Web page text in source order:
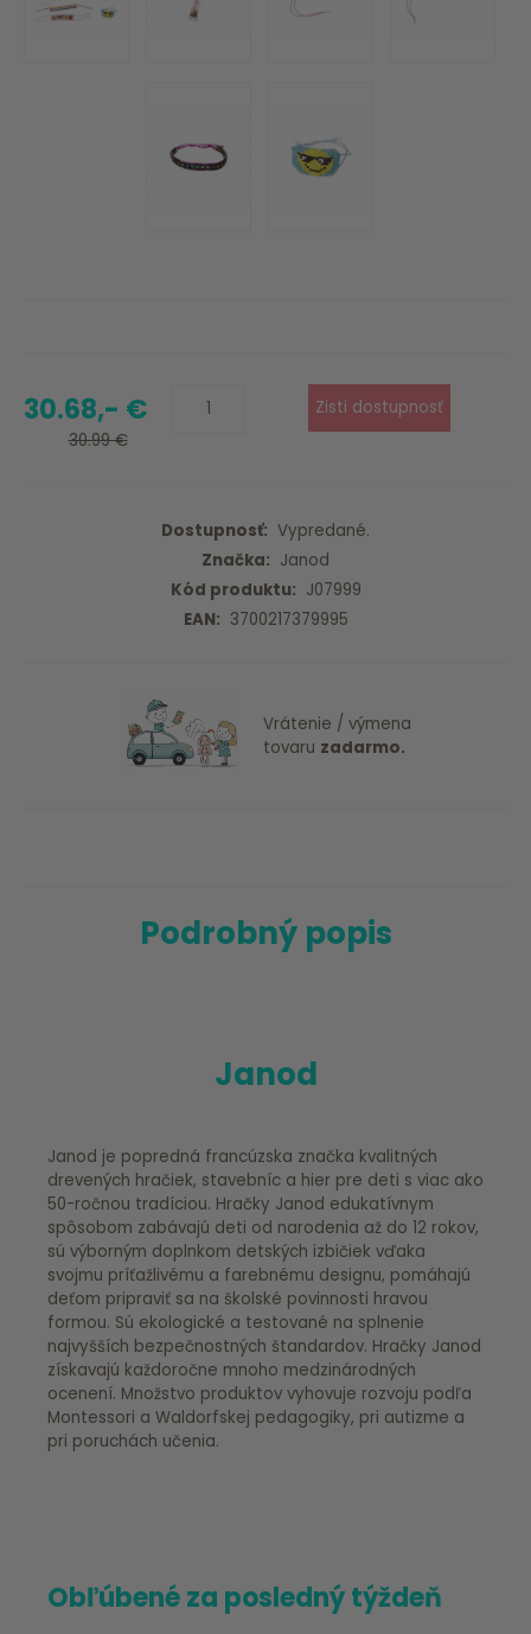
30.68,- €
30.99 €
Dostupnosť: Vypredané.
Značka: Janod
Kód produktu: J07999
EAN: 3700217379995
Vrátenie / výmena
tovaru zadarmo.
Podrobný popis
Janod
Janod je popredná francúzska značka kvalitných
drevených hračiek, stavebníc a hier pre deti s viac ako
50-ročnou tradíciou. Hračky Janod edukatívnym
spôsobom zabávajú deti od narodenia až do 12 rokov,
sú výborným doplnkom detských izbičiek vďaka
svojmu príťažlivému a farebnému designu, pomáhajú
deťom pripraviť sa na školské povinnosti hravou
formou. Sú ekologické a testované na splnenie
najvyšších bezpečnostných štandardov. Hračky Janod
získavajú každoročne mnoho medzinárodných
ocenení. Množstvo produktov vyhovuje rozvoju podľa
Montessori a Waldorfskej pedagogiky, pri autizme a
pri poruchách učenia.
Obľúbené za posledný týždeň